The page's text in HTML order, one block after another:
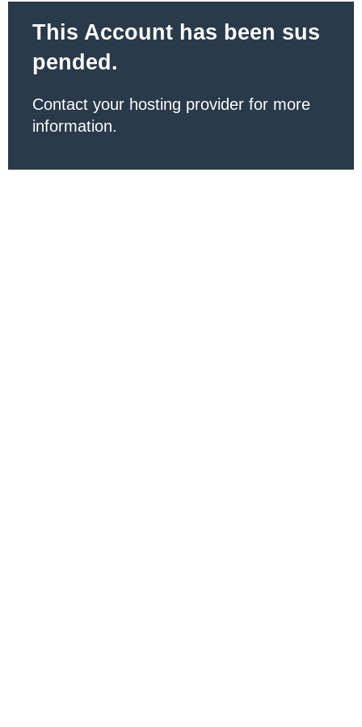
This Account has been sus
pended.
Contact your hosting provider for more
information.